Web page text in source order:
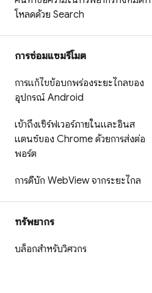
โหลดด้วย Search
การซ่อมแซมรีโมต
การแก้ไขข้อบกพร่องระยะไกลของ
อุปกรณ์ Android
เข้าถึงเซิร์ฟเวอร์ภายในและอินส
แตนซ์ของ Chrome ด้วยการส่งต่อ
พอร์ต
การดีบัก WebView จากระยะไกล
ทรัพยากร
บล็อกสำหรับวิศวกร